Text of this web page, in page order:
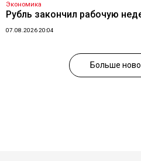
Экономика
Рубль закончил рабочую
07.08.2026 20:04
Больше